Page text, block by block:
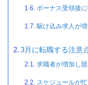
ボーナス受領後
駆け込み求人が
3月に転職する注意
求職者が増加し
スケジュールが